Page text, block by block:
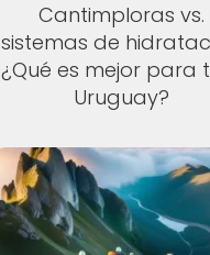
Cantimploras vs.
sistemas de
¿Qué es mejor para
Uruguay?